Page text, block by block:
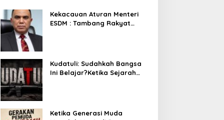
Kekacauan Aturan Menteri
ESDM : Tambang Rakyat
Kudatuli: Sudahkah Bangsa
Ini Belajar?Ketika Sejarah
Ketika Generasi Muda